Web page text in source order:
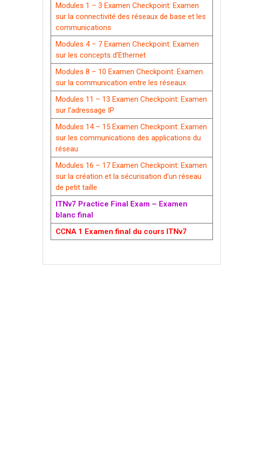
Modules 1 – 3 Examen Checkpoint: Examen
sur la connectivité des réseaux de base et les
communications
Modules 4 – 7 Examen Checkpoint: Examen
sur les concepts d’Ethernet
Modules 8 – 10 Examen Checkpoint: Examen
sur la communication entre les réseaux
Modules 11 – 13 Examen Checkpoint: Examen
sur l’adressage IP
Modules 14 – 15 Examen Checkpoint: Examen
sur les communications des applications du
réseau
Modules 16 – 17 Examen Checkpoint: Examen
sur la création et la sécurisation d’un réseau
de petit taille
ITNv7 Practice Final Exam – Examen
blanc final
CCNA 1 Examen final du cours ITNv7